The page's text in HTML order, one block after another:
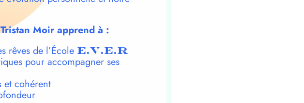
Moir apprend à :
rêves de l’École E.V.E.R
pour accompagner ses
et cohérent